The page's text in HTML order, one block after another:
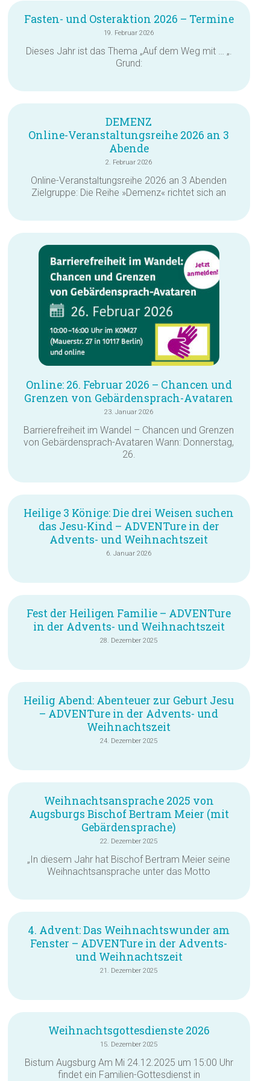
Fasten- und Osteraktion 2026 – Termine
19. Februar 2026
Dieses Jahr ist das Thema „Auf dem Weg mit … „.
Grund:
DEMENZ
Online-Veranstaltungsreihe 2026 an 3
Abende
2. Februar 2026
Online-Veranstaltungsreihe 2026 an 3 Abenden
Zielgruppe: Die Reihe »Demenz« richtet sich an
Online: 26. Februar 2026 – Chancen und
Grenzen von Gebärdensprach-Avataren
23. Januar 2026
Barrierefreiheit im Wandel – Chancen und Grenzen
von Gebärdensprach-Avataren Wann: Donnerstag,
26.
Heilige 3 Könige: Die drei Weisen suchen
das Jesu-Kind – ADVENTure in der
Advents- und Weihnachtszeit
6. Januar 2026
Fest der Heiligen Familie – ADVENTure
in der Advents- und Weihnachtszeit
28. Dezember 2025
Heilig Abend: Abenteuer zur Geburt Jesu
– ADVENTure in der Advents- und
Weihnachtszeit
24. Dezember 2025
Weihnachtsansprache 2025 von
Augsburgs Bischof Bertram Meier (mit
Gebärdensprache)
22. Dezember 2025
„In diesem Jahr hat Bischof Bertram Meier seine
Weihnachtsansprache unter das Motto
4. Advent: Das Weihnachtswunder am
Fenster – ADVENTure in der Advents-
und Weihnachtszeit
21. Dezember 2025
Weihnachtsgottesdienste 2026
15. Dezember 2025
Bistum Augsburg Am Mi 24.12.2025 um 15:00 Uhr
findet ein Familien-Gottesdienst in